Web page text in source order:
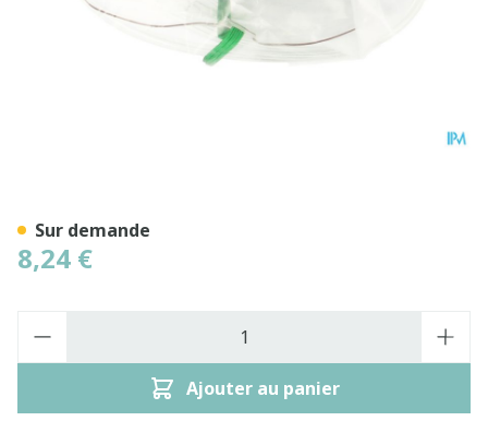
8,24 €
Ajouter au panier
Sur demande